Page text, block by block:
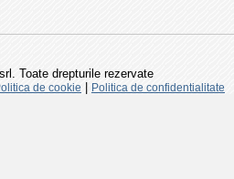
Toate drepturile rezervate
de cookie Politica de confidentialitate